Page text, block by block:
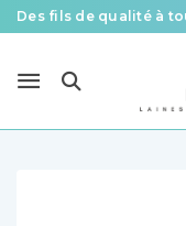
Des fils de qualité à
Le spécialiste laines